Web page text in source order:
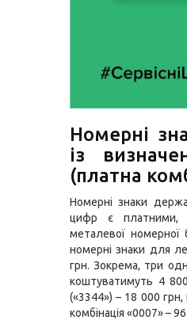
Номерні
із
(платна
Номерні знаки
цифр є платними,
металевої номерної
номерні знаки для
грн. Зокрема, три
коштуватимуть 4
(«3344») – 18 000
комбінація «0007» –